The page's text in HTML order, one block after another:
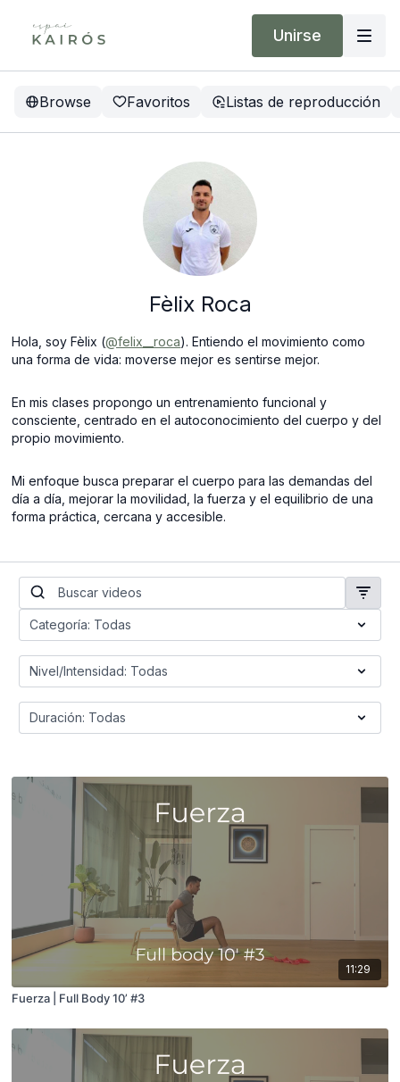
Unirse
Browse Favoritos Listas de reproducción
Fèlix Roca
Hola, soy Fèlix (@felix__roca). Entiendo el movimiento como
una forma de vida: moverse mejor es sentirse mejor.
En mis clases propongo un entrenamiento funcional y
consciente, centrado en el autoconocimiento del cuerpo y del
propio movimiento.
Mi enfoque busca preparar el cuerpo para las demandas del
día a día, mejorar la movilidad, la fuerza y el equilibrio de una
forma práctica, cercana y accesible.
11:29
Fuerza | Full Body 10’ #3